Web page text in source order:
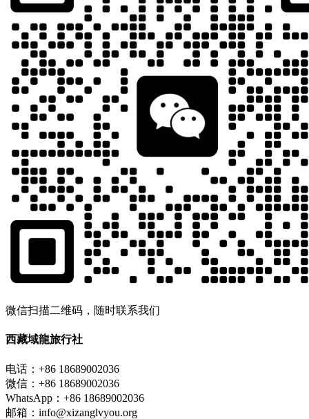
微信扫描二维码，随时联系我们
西藏域龍旅行社
电话：+86 18689002036
微信：+86 18689002036
WhatsApp：+86 18689002036
邮箱：info@xizanglvyou.org